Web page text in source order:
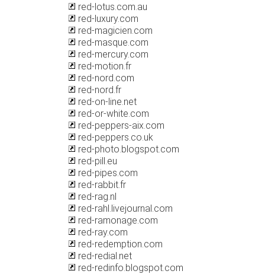
red-lotus.com.au
red-luxury.com
red-magicien.com
red-masque.com
red-mercury.com
red-motion.fr
red-nord.com
red-nord.fr
red-on-line.net
red-or-white.com
red-peppers-aix.com
red-peppers.co.uk
red-photo.blogspot.com
red-pill.eu
red-pipes.com
red-rabbit.fr
red-rag.nl
red-rahl.livejournal.com
red-ramonage.com
red-ray.com
red-redemption.com
red-redial.net
red-redinfo.blogspot.com